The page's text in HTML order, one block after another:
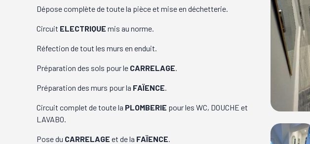
Dépose complète de toute la pièce et mise en déchetterie.
Circuit ELECTRIQUE mis au norme.
Réfection de tout les murs en enduit.
Préparation des sols pour le CARRELAGE
Préparation des murs pour la FAÏENCE
Circuit complet de toute la PLOMBERIE pour les WC, DOUCHE et
LAVABO.
Pose du CARRELAGE et de la FAÏENCE